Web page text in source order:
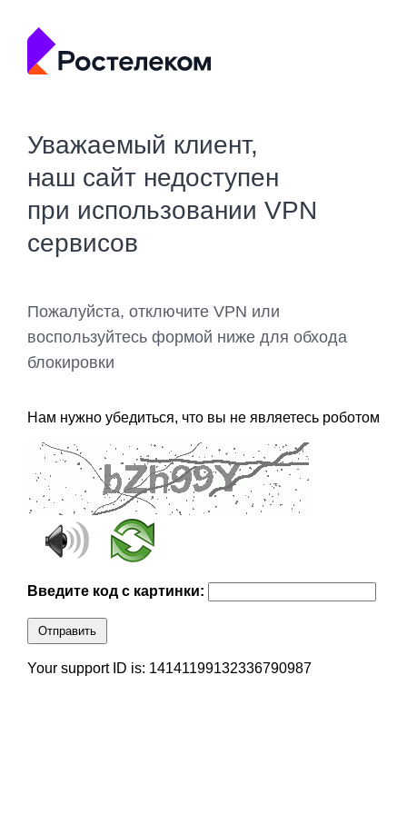
Уважаемый клиент,
наш сайт недоступен
при использовании VPN
сервисов
Пожалуйста, отключите VPN или
воспользуйтесь формой ниже для обхода
блокировки
Нам нужно убедиться, что вы не являетесь роботом
Введите код с картинки:
Отправить
Your support ID is: 14141199132336790987